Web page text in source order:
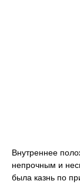
Внутреннее
непрочным и
была казнь по